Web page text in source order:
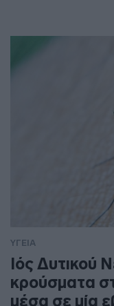
ΥΓΕΙΑ
Ιός Δυτικού
κρούσματα
μέσα σε μία